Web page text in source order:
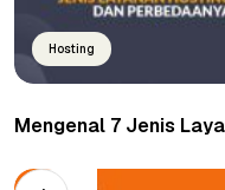
Hosting
Mengenal 7 Jenis